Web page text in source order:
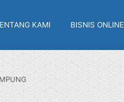
KAMI BISNIS ONLINE